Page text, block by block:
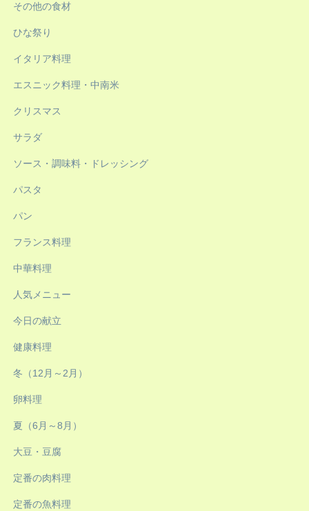
その他の食材
ひな祭り
イタリア料理
エスニック料理・中南米
クリスマス
サラダ
ソース・調味料・ドレッシング
パスタ
パン
フランス料理
中華料理
人気メニュー
今日の献立
健康料理
冬（12月～2月）
卵料理
夏（6月～8月）
大豆・豆腐
定番の肉料理
定番の魚料理